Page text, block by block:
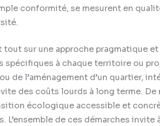
conformité, se mesurent en
tout sur une approche pragmatique
spécifiques à chaque territoire ou
de l’aménagement d’un quartier,
des coûts lourds à long terme. De
écologique accessible et
L’ensemble de ces démarches